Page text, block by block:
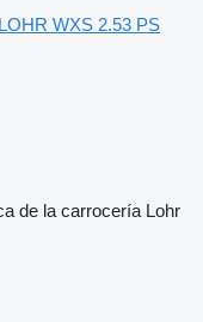
WXS 2.53 PS
de la carrocería Lohr